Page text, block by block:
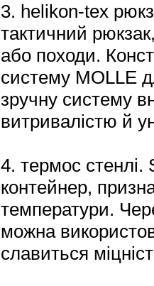
3. helikon-tex
тактичний
або походи.
систему MOLLE
зручну систему
витривалістю й
4. термос
контейнер,
температури.
можна
славиться